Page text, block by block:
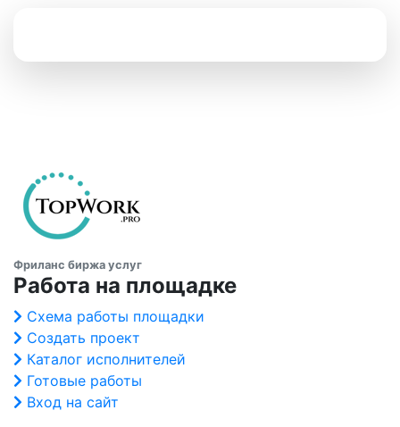
Фриланс биржа услуг
Работа на площадке
Схема работы площадки
Создать проект
Каталог исполнителей
Готовые работы
Вход на сайт